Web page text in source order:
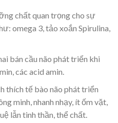
chất quan trọng cho sự
omega 3, tảo xoắn Spirulina,
bán cầu não phát triển khi
các acid amin.
thích tế bào não phát triển
minh, nhanh nhạy, ít ốm vặt,
lẫn tinh thần, thể chất.